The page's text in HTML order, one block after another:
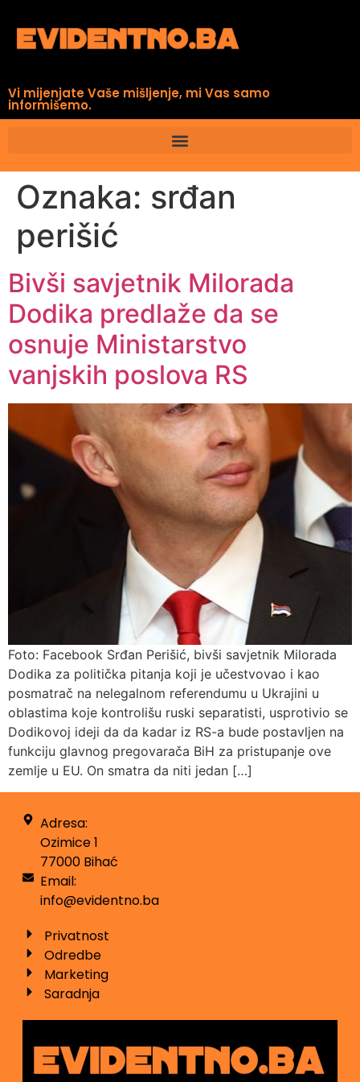
Vi mijenjate Vaše mišljenje, mi Vas samo
informišemo.
Oznaka: srđan
perišić
Bivši savjetnik Milorada
Dodika predlaže da se
osnuje Ministarstvo
vanjskih poslova RS
Foto: Facebook Srđan Perišić, bivši savjetnik Milorada
Dodika za politička pitanja koji je učestvovao i kao
posmatrač na nelegalnom referendumu u Ukrajini u
oblastima koje kontrolišu ruski separatisti, usprotivio se
Dodikovoj ideji da da kadar iz RS-a bude postavljen na
funkciju glavnog pregovarača BiH za pristupanje ove
zemlje u EU. On smatra da niti jedan […]
Adresa:
Ozimice 1
77000 Bihać
Email:
info@evidentno.ba
Privatnost
Odredbe
Marketing
Saradnja